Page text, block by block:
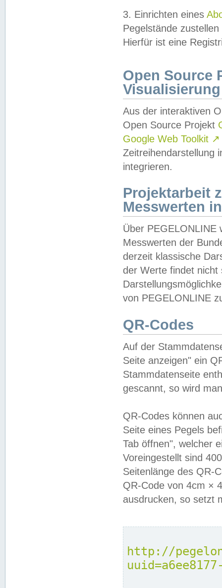
3. Einrichten eines
Pegelstände
Hierfür ist eine
Open Source
Visualisierung
Aus der interaktiven
Open Source Projekt
Google Web Toolkit ↗
Zeitreihendarstellung
integrieren.
Projektarbeit
Messwerten
Über PEGELONLINE
Messwerten der
derzeit klassische
der Werte findet
von PEGELONLINE
QR-Codes
Auf der
Seite anzeigen" ein
Stammdatenseite
gescannt, so wird
QR-Codes können
Seite eines Pegels
Tab öffnen", welcher
Voreingestellt sind
Seitenlänge des QR-
QR-Code von 4cm ×
ausdrucken, so setzt
http://